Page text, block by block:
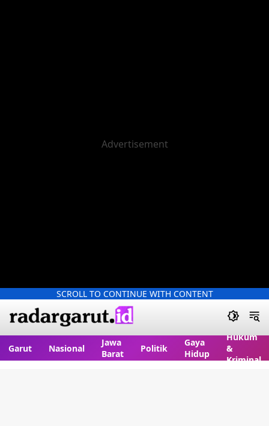
SCROLL TO CONTINUE WITH CONTENT
Garut Nasional
Jawa
Barat
Politik
Gaya
Hidup
Hukum
&
Kriminal